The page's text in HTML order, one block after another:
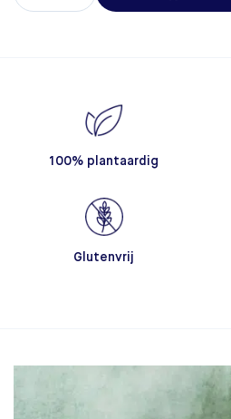
100% plantaardig
Glutenvrij